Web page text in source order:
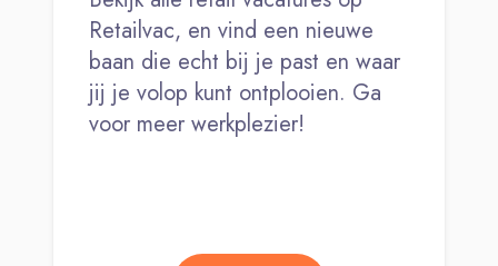
Retailvac, en vind een nieuwe
baan die echt bij je past en waar
jij je volop kunt ontplooien. Ga
voor meer werkplezier!